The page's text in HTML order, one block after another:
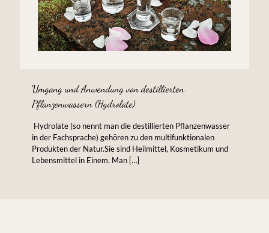
Umgang und Anwendung von destillierten
Pflanzenwassern (Hydrolate)
‌ Hydrolate (so nennt man die destillierten Pflanzenwasser
in der Fachsprache) gehören zu den multifunktionalen
Produkten der Natur.Sie sind Heilmittel, Kosmetikum und
Lebensmittel in Einem. Man […]